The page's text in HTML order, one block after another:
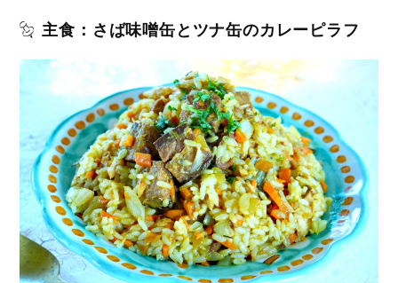
主食：さば味噌缶とツナ缶のカレーピラフ